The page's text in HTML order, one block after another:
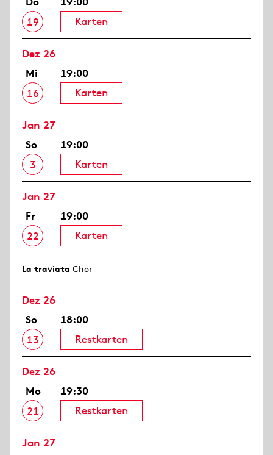
19
Karten
Dez 26
Mi
16
19:00
Karten
Jan 27
So
3
19:00
Karten
Jan 27
Fr
22
19:00
Karten
La traviata Chor
Dez 26
So
13
18:00
Restkarten
Dez 26
Mo
21
19:30
Restkarten
Jan 27